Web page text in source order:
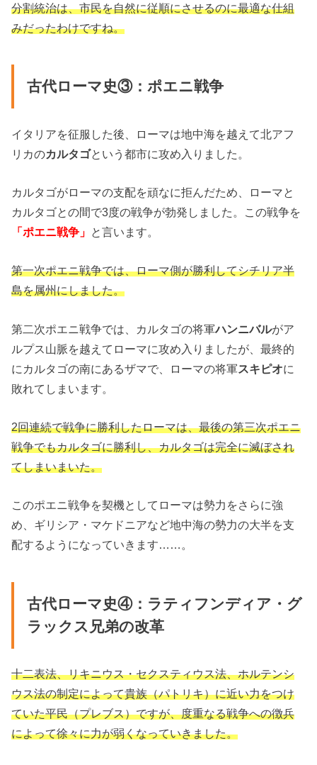
分割統治は、市民を自然に従順にさせるのに最適な仕組
みだったわけですね。
古代ローマ史③：ポエニ戦争
イタリアを征服した後、ローマは地中海を越えて北アフ
リカのカルタゴという都市に攻め入りました。
カルタゴがローマの支配を頑なに拒んだため、ローマと
カルタゴとの間で3度の戦争が勃発しました。この戦争を
「ポエニ戦争」 と言います。
第一次ポエニ戦争では、ローマ側が勝利してシチリア半
島を属州にしました。
第二次ポエニ戦争では、カルタゴの将軍ハンニバルがア
ルプス山脈を越えてローマに攻め入りましたが、最終的
にカルタゴの南にあるザマで、ローマの将軍スキピオに
敗れてしまいます。
2回連続で戦争に勝利したローマは、最後の第三次ポエニ
戦争でもカルタゴに勝利し、カルタゴは完全に滅ぼされ
てしまいまいた。
このポエニ戦争を契機としてローマは勢力をさらに強
め、ギリシア・マケドニアなど地中海の勢力の大半を支
配するようになっていきます……。
古代ローマ史④：ラティフンディア・グ
ラックス兄弟の改革
十二表法、リキニウス・セクスティウス法、ホルテンシ
ウス法の制定によって貴族（パトリキ）に近い力をつけ
ていた平民（プレブス）ですが、度重なる戦争への徴兵
によって徐々に力が弱くなっていきました。